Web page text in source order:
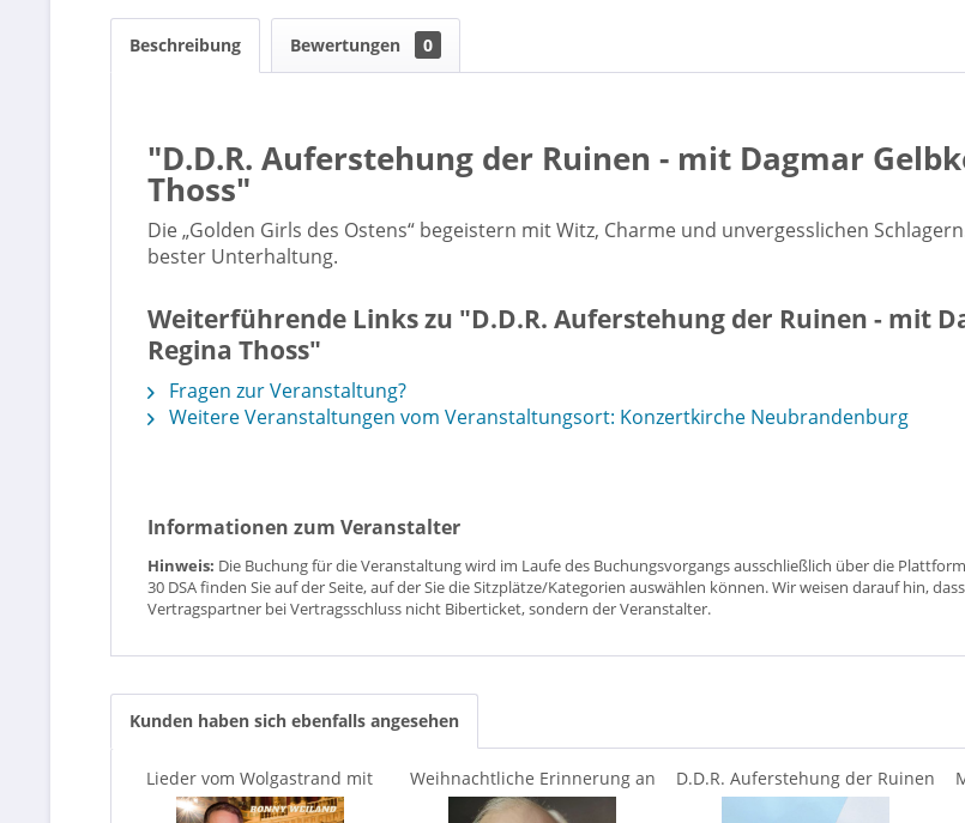
Beschreibung Bewertungen 0
"D.D.R. Auferstehung der Ruinen - mit Dagmar
Thoss"
Die „Golden Girls des Ostens“ begeistern mit Witz, Charme und unvergesslichen
bester Unterhaltung.
Weiterführende Links zu "D.D.R. Auferstehung der Ruinen - mit
Regina Thoss"
Fragen zur Veranstaltung?
Weitere Veranstaltungen vom Veranstaltungsort: Konzertkirche Neubrandenburg
Informationen zum Veranstalter
Hinweis: Die Buchung für die Veranstaltung wird im Laufe des Buchungsvorgangs ausschließlich über die
30 DSA finden Sie auf der Seite, auf der Sie die Sitzplätze/Kategorien auswählen können. Wir weisen darauf hin,
Vertragspartner bei Vertragsschluss nicht Biberticket, sondern der Veranstalter.
Kunden haben sich ebenfalls angesehen
Lieder vom Wolgastrand mit
Ronny Weiland
Weihnachtliche Erinnerung an
Manfred Krug -...
D.D.R. Auferstehung der Ruinen
- mit Dagmar...